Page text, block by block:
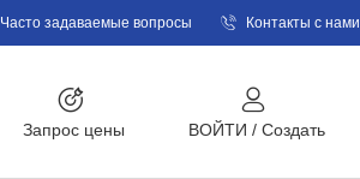
Часто задаваемые вопросы Контакты с нами
Запрос цены BOЙTИ / Cоздать